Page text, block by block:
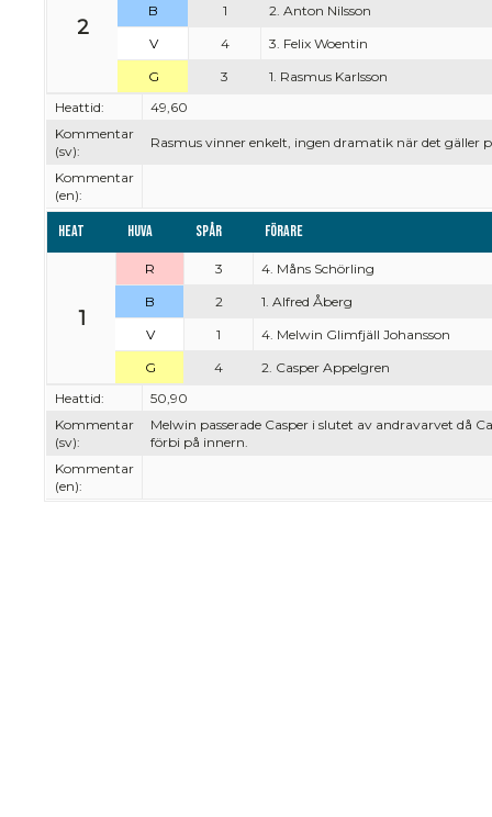
2
B
1
2. Anton Nilsson
V
4
3. Felix Woentin
G
3
1. Rasmus Karlsson
Heattid:
49,60
Kommentar
(sv):
Rasmus vinner enkelt, ingen dramatik när det gäller
Kommentar
(en):
Heat Huva Spår Förare
1
R 3
4. Måns Schörling
B
2
1. Alfred Åberg
V
1
4. Melwin Glimfjäll Johansson
G
4
2. Casper Appelgren
Heattid:
50,90
Kommentar
(sv):
Melwin passerade Casper i slutet av andravarvet då
förbi på innern.
Kommentar
(en):